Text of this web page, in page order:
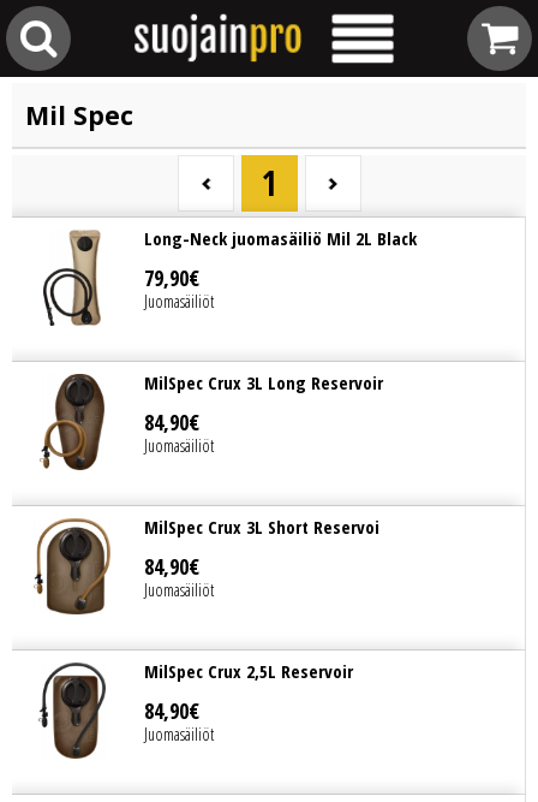
Mil Spec
1
Long-Neck juomasäiliö Mil 2L Black
79,90€
Juomasäiliöt
MilSpec Crux 3L Long Reservoir
84,90€
Juomasäiliöt
MilSpec Crux 3L Short Reservoi
84,90€
Juomasäiliöt
MilSpec Crux 2,5L Reservoir
84,90€
Juomasäiliöt